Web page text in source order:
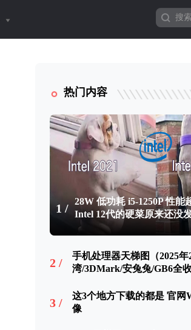
热门内容
1 /
28W 低功耗 i5-1250P 性能
Intel 12代的硬菜原来还没
2 /
手机处理器天梯图（2025
湾/3DMark/安兔兔/GB6全
3 /
这3个地方下载的都是 官网
像